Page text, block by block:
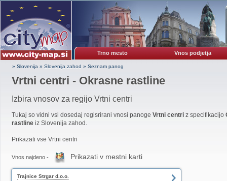
Trno mesto Vnos podjetja
» Slovenija » Slovenija zahod » Seznam panog
Vrtni centri - Okrasne rastline
Izbira vnosov za regijo Vrtni centri
Tukaj so vidni vsi dosedaj regisrirani vnosi panoge Vrtni centri z specifikacijo
rastline iz Slovenija zahod.
Prikazati vse Vrtni centri
Vnos najdeno - Prikazati v mestni karti
Trajnice Strgar d.o.o.